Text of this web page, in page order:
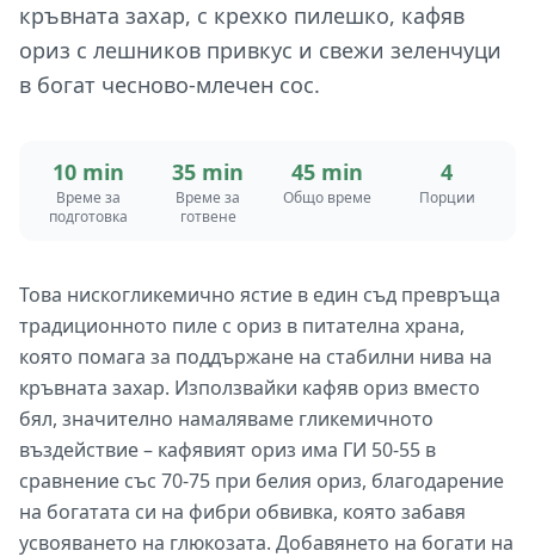
кръвната захар, с крехко пилешко, кафяв
ориз с лешников привкус и свежи зеленчуци
в богат чесново-млечен сос.
10 min
Време за
подготовка
35 min
Време за
готвене
45 min
Общо време
4
Порции
Това нискогликемично ястие в един съд превръща
традиционното пиле с ориз в питателна храна,
която помага за поддържане на стабилни нива на
кръвната захар. Използвайки кафяв ориз вместо
бял, значително намаляваме гликемичното
въздействие – кафявият ориз има ГИ 50-55 в
сравнение със 70-75 при белия ориз, благодарение
на богатата си на фибри обвивка, която забавя
усвояването на глюкозата. Добавянето на богати на